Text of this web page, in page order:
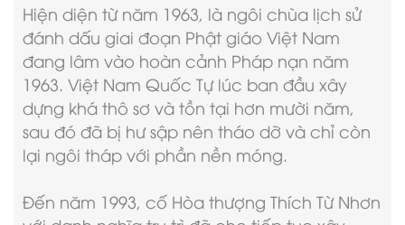
Hiện diện từ năm 1963, là ngôi chùa lịch sử
đánh dấu giai đoạn Phật giáo Việt Nam
đang lâm vào hoàn cảnh Pháp nạn năm
1963. Việt Nam Quốc Tự lúc ban đầu xây
dựng khá thô sơ và tồn tại hơn mười năm,
sau đó đã bị hư sập nên tháo dỡ và chỉ còn
lại ngôi tháp với phần nền móng.
Đến năm 1993, cố Hòa thượng Thích Từ Nhơn